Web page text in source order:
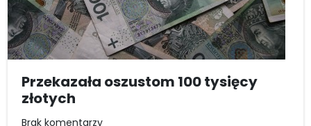
Przekazała oszustom 100 tysięcy
złotych
Brak komentarzy